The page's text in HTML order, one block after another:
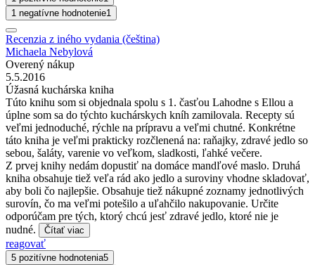
1 negatívne hodnotenie1
Recenzia z iného vydania (čeština)
Michaela Nebylová
Overený nákup
5.5.2016
Úžasná kuchárska kniha
Túto knihu som si objednala spolu s 1. časťou Lahodne s Ellou a
úplne som sa do týchto kuchárskych kníh zamilovala. Recepty sú
veľmi jednoduché, rýchle na prípravu a veľmi chutné. Konkrétne
táto kniha je veľmi prakticky rozčlenená na: raňajky, zdravé jedlo so
sebou, šaláty, varenie vo veľkom, sladkosti, ľahké večere.
Z prvej knihy nedám dopustiť na domáce mandľové maslo. Druhá
kniha obsahuje tiež veľa rád ako jedlo a suroviny vhodne skladovať,
aby boli čo najlepšie. Obsahuje tiež nákupné zoznamy jednotlivých
surovín, čo ma veľmi potešilo a uľahčilo nakupovanie. Určite
odporúčam pre tých, ktorý chcú jesť zdravé jedlo, ktoré nie je
nudné.
Čítať viac
reagovať
5 pozitívne hodnotenia5